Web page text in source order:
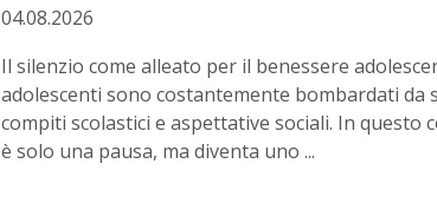
04.08.2026
Il silenzio come alleato per il benessere
adolescenti sono costantemente bombardati da
compiti scolastici e aspettative sociali. In questo
è solo una pausa, ma diventa uno ...